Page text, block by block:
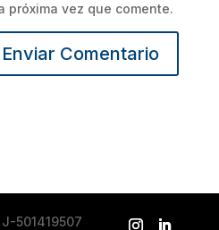
próxima vez que comente.
J-501419507